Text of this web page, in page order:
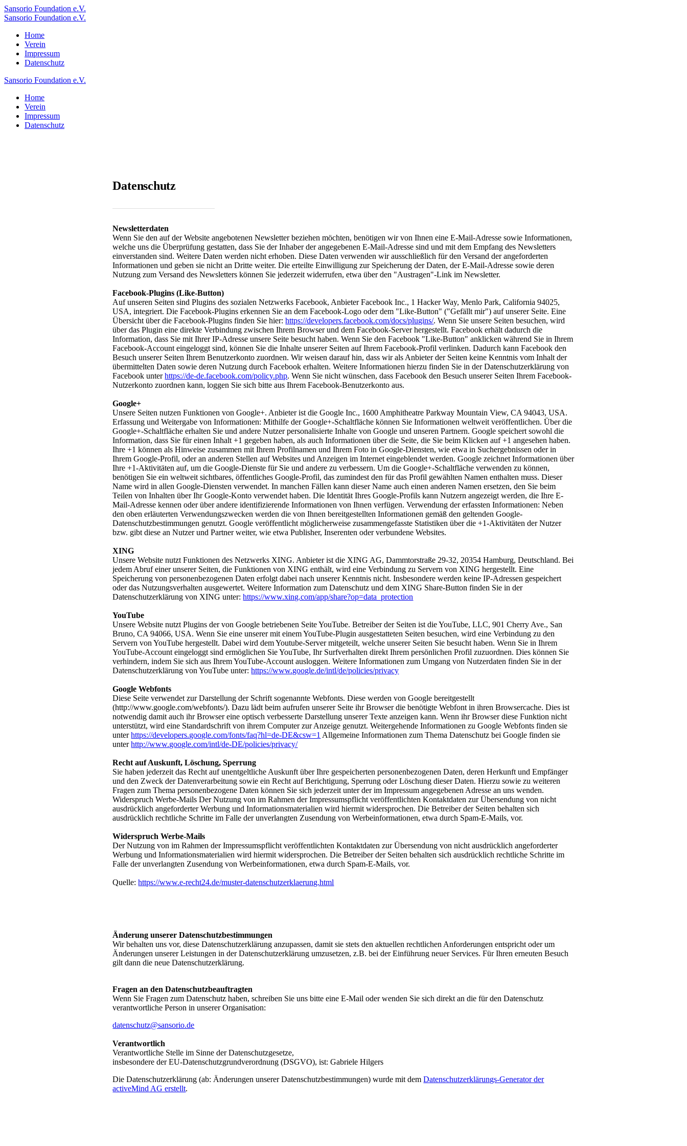
Sansorio Foundation e.V.
Sansorio Foundation e.V.
Home
Verein
Impressum
Datenschutz
Sansorio Foundation e.V.
Home
Verein
Impressum
Datenschutz
Datenschutz
Newsletterdaten
Wenn Sie den auf der Website angebotenen Newsletter beziehen möchten, benötigen wir von Ihnen eine E-Mail-Adresse sowie Informationen,
welche uns die Überprüfung gestatten, dass Sie der Inhaber der angegebenen E-Mail-Adresse sind und mit dem Empfang des Newsletters
einverstanden sind. Weitere Daten werden nicht erhoben. Diese Daten verwenden wir ausschließlich für den Versand der angeforderten
Informationen und geben sie nicht an Dritte weiter. Die erteilte Einwilligung zur Speicherung der Daten, der E-Mail-Adresse sowie deren
Nutzung zum Versand des Newsletters können Sie jederzeit widerrufen, etwa über den "Austragen"-Link im Newsletter.
Facebook-Plugins (Like-Button)
Auf unseren Seiten sind Plugins des sozialen Netzwerks Facebook, Anbieter Facebook Inc., 1 Hacker Way, Menlo Park, California 94025,
USA, integriert. Die Facebook-Plugins erkennen Sie an dem Facebook-Logo oder dem "Like-Button" ("Gefällt mir") auf unserer Seite. Eine
Übersicht über die Facebook-Plugins finden Sie hier:https://developers.facebook.com/docs/plugins/. Wenn Sie unsere Seiten besuchen, wird
über das Plugin eine direkte Verbindung zwischen Ihrem Browser und dem Facebook-Server hergestellt. Facebook erhält dadurch die
Information, dass Sie mit Ihrer IP-Adresse unsere Seite besucht haben. Wenn Sie den Facebook "Like-Button" anklicken während Sie in Ihrem
Facebook-Account eingeloggt sind, können Sie die Inhalte unserer Seiten auf Ihrem Facebook-Profil verlinken. Dadurch kann Facebook den
Besuch unserer Seiten Ihrem Benutzerkonto zuordnen. Wir weisen darauf hin, dass wir als Anbieter der Seiten keine Kenntnis vom Inhalt der
übermittelten Daten sowie deren Nutzung durch Facebook erhalten. Weitere Informationen hierzu finden Sie in der Datenschutzerklärung von
Facebook unterhttps://de-de.facebook.com/policy.php. Wenn Sie nicht wünschen, dass Facebook den Besuch unserer Seiten Ihrem Facebook-
Nutzerkonto zuordnen kann, loggen Sie sich bitte aus Ihrem Facebook-Benutzerkonto aus.
Google+
Unsere Seiten nutzen Funktionen von Google+. Anbieter ist die Google Inc., 1600 Amphitheatre Parkway Mountain View, CA 94043, USA.
Erfassung und Weitergabe von Informationen: Mithilfe der Google+-Schaltfläche können Sie Informationen weltweit veröffentlichen. Über die
Google+-Schaltfläche erhalten Sie und andere Nutzer personalisierte Inhalte von Google und unseren Partnern. Google speichert sowohl die
Information, dass Sie für einen Inhalt +1 gegeben haben, als auch Informationen über die Seite, die Sie beim Klicken auf +1 angesehen haben.
Ihre +1 können als Hinweise zusammen mit Ihrem Profilnamen und Ihrem Foto in Google-Diensten, wie etwa in Suchergebnissen oder in
Ihrem Google-Profil, oder an anderen Stellen auf Websites und Anzeigen im Internet eingeblendet werden. Google zeichnet Informationen über
Ihre +1-Aktivitäten auf, um die Google-Dienste für Sie und andere zu verbessern. Um die Google+-Schaltfläche verwenden zu können,
benötigen Sie ein weltweit sichtbares, öffentliches Google-Profil, das zumindest den für das Profil gewählten Namen enthalten muss. Dieser
Name wird in allen Google-Diensten verwendet. In manchen Fällen kann dieser Name auch einen anderen Namen ersetzen, den Sie beim
Teilen von Inhalten über Ihr Google-Konto verwendet haben. Die Identität Ihres Google-Profils kann Nutzern angezeigt werden, die Ihre E-
Mail-Adresse kennen oder über andere identifizierende Informationen von Ihnen verfügen. Verwendung der erfassten Informationen: Neben
den oben erläuterten Verwendungszwecken werden die von Ihnen bereitgestellten Informationen gemäß den geltenden Google-
Datenschutzbestimmungen genutzt. Google veröffentlicht möglicherweise zusammengefasste Statistiken über die +1-Aktivitäten der Nutzer
bzw. gibt diese an Nutzer und Partner weiter, wie etwa Publisher, Inserenten oder verbundene Websites.
XING
Unsere Website nutzt Funktionen des Netzwerks XING. Anbieter ist die XING AG, Dammtorstraße 29-32, 20354 Hamburg, Deutschland. Bei
jedem Abruf einer unserer Seiten, die Funktionen von XING enthält, wird eine Verbindung zu Servern von XING hergestellt. Eine
Speicherung von personenbezogenen Daten erfolgt dabei nach unserer Kenntnis nicht. Insbesondere werden keine IP-Adressen gespeichert
oder das Nutzungsverhalten ausgewertet. Weitere Information zum Datenschutz und dem XING Share-Button finden Sie in der
Datenschutzerklärung von XING unter:https://www.xing.com/app/share?op=data_protection
YouTube
Unsere Website nutzt Plugins der von Google betriebenen Seite YouTube. Betreiber der Seiten ist die YouTube, LLC, 901 Cherry Ave., San
Bruno, CA 94066, USA. Wenn Sie eine unserer mit einem YouTube-Plugin ausgestatteten Seiten besuchen, wird eine Verbindung zu den
Servern von YouTube hergestellt. Dabei wird dem Youtube-Server mitgeteilt, welche unserer Seiten Sie besucht haben. Wenn Sie in Ihrem
YouTube-Account eingeloggt sind ermöglichen Sie YouTube, Ihr Surfverhalten direkt Ihrem persönlichen Profil zuzuordnen. Dies können Sie
verhindern, indem Sie sich aus Ihrem YouTube-Account ausloggen. Weitere Informationen zum Umgang von Nutzerdaten finden Sie in der
Datenschutzerklärung von YouTube unter:https://www.google.de/intl/de/policies/privacy
Google Webfonts
Diese Seite verwendet zur Darstellung der Schrift sogenannte Webfonts. Diese werden von Google bereitgestellt
(http://www.google.com/webfonts/). Dazu lädt beim aufrufen unserer Seite ihr Browser die benötigte Webfont in ihren Browsercache. Dies ist
notwendig damit auch ihr Browser eine optisch verbesserte Darstellung unserer Texte anzeigen kann. Wenn ihr Browser diese Funktion nicht
unterstützt, wird eine Standardschrift von ihrem Computer zur Anzeige genutzt. Weitergehende Informationen zu Google Webfonts finden sie
unterhttps://developers.google.com/fonts/faq?hl=de-DE&csw=1 Allgemeine Informationen zum Thema Datenschutz bei Google finden sie
unterhttp://www.google.com/intl/de-DE/policies/privacy/
Recht auf Auskunft, Löschung, Sperrung
Sie haben jederzeit das Recht auf unentgeltliche Auskunft über Ihre gespeicherten personenbezogenen Daten, deren Herkunft und Empfänger
und den Zweck der Datenverarbeitung sowie ein Recht auf Berichtigung, Sperrung oder Löschung dieser Daten. Hierzu sowie zu weiteren
Fragen zum Thema personenbezogene Daten können Sie sich jederzeit unter der im Impressum angegebenen Adresse an uns wenden.
Widerspruch Werbe-Mails Der Nutzung von im Rahmen der Impressumspflicht veröffentlichten Kontaktdaten zur Übersendung von nicht
ausdrücklich angeforderter Werbung und Informationsmaterialien wird hiermit widersprochen. Die Betreiber der Seiten behalten sich
ausdrücklich rechtliche Schritte im Falle der unverlangten Zusendung von Werbeinformationen, etwa durch Spam-E-Mails, vor.
Widerspruch Werbe-Mails
Der Nutzung von im Rahmen der Impressumspflicht veröffentlichten Kontaktdaten zur Übersendung von nicht ausdrücklich angeforderter
Werbung und Informationsmaterialien wird hiermit widersprochen. Die Betreiber der Seiten behalten sich ausdrücklich rechtliche Schritte im
Falle der unverlangten Zusendung von Werbeinformationen, etwa durch Spam-E-Mails, vor.
Quelle:https://www.e-recht24.de/muster-datenschutzerklaerung.html
Änderung unserer Datenschutzbestimmungen
Wir behalten uns vor, diese Datenschutzerklärung anzupassen, damit sie stets den aktuellen rechtlichen Anforderungen entspricht oder um
Änderungen unserer Leistungen in der Datenschutzerklärung umzusetzen, z.B. bei der Einführung neuer Services. Für Ihren erneuten Besuch
gilt dann die neue Datenschutzerklärung.
Fragen an den Datenschutzbeauftragten
Wenn Sie Fragen zum Datenschutz haben, schreiben Sie uns bitte eine E-Mail oder wenden Sie sich direkt an die für den Datenschutz
verantwortliche Person in unserer Organisation:
datenschutz@sansorio.de
Verantwortlich
Verantwortliche Stelle im Sinne der Datenschutzgesetze,
insbesondere der EU-Datenschutzgrundverordnung (DSGVO), ist: Gabriele Hilgers
Die Datenschutzerklärung (ab: Änderungen unserer Datenschutzbestimmungen) wurde mit demDatenschutzerklärungs-Generator der
activeMind AG erstellt.